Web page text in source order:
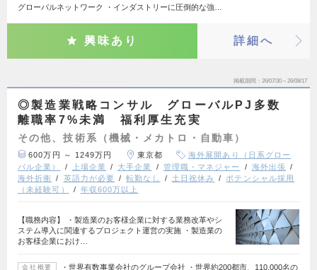
グローバルネットワーク ・インダストリーに圧倒的な強…
興味あり 詳細へ
掲載期間 26/07/30～26/08/17
◎製造業戦略コンサル グローバルPJ多数
離職率7%未満 福利厚生充実
その他、技術系（機械・メカトロ・自動車）
600万円 ～ 1249万円 東京都
海外展開あり（日系グロー
バル企業）
上場企業 大手企業 管理職・マネジャー
海外出張
海外折衝
英語力が必要 転勤なし 土日祝休み
ポテンシャル採用
（未経験可）
年収600万以上
【職務内容】 ・製造業のお客様企業に対する業務改革やシ
ステム導入に関連するプロジェクト運営の実施 ・製造業の
お客様企業におけ…
会社概要
・世界有数事業会社のグループ会社 ・世界約200都市、110,000名の